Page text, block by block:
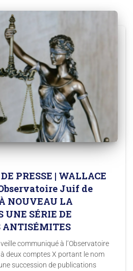
PRESSE | WALLACE
Juif de
NOUVEAU LA
UNE SÉRIE DE
ANTISÉMITES
communiqué à l’Observatoire
deux comptes X portant le nom
succession de publications